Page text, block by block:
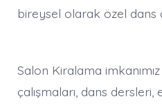
bireysel olarak özel dans
Salon Kiralama
çalışmaları, dans